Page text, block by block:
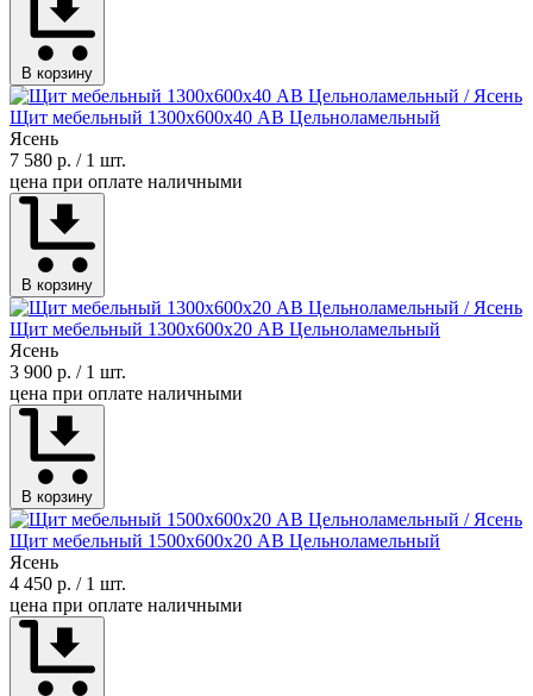
В корзину
Щит мебельный 1300х600х40 АВ Цельноламельный
Ясень
7 580 р. / 1 шт.
цена при оплате наличными
В корзину
Щит мебельный 1300х600х20 АВ Цельноламельный
Ясень
3 900 р. / 1 шт.
цена при оплате наличными
В корзину
Щит мебельный 1500х600х20 АВ Цельноламельный
Ясень
4 450 р. / 1 шт.
цена при оплате наличными